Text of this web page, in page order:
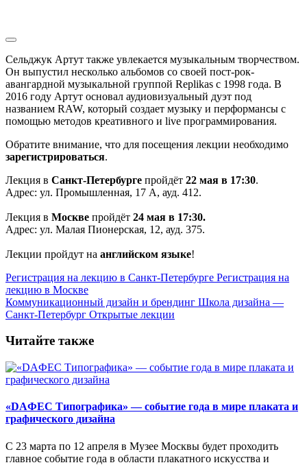
Сельджук Артут также увлекается музыкальным творчеством.
Он выпустил несколько альбомов со своей пост-рок-
авангардной музыкальной группой Replikas с 1998 года. В
2016 году Артут основал аудиовизуальный дуэт под
названием RAW, который создает музыку и перформансы с
помощью методов креативного и live программирования.
Обратите внимание, что для посещения лекции необходимо
зарегистрироваться.
Лекция в Санкт-Петербурге пройдёт 22 мая в 17:30.
​​​​​​​Адрес: ул. Промышленная, 17 А, ауд. 412.
Лекция в Москве пройдёт 24 мая в 17:30.
Адрес: ул. Малая Пионерская, 12, ауд. 375.
Лекции пройдут на английском языке!
Регистрация на лекцию в Санкт-Петербурге Регистрация на
лекцию в Москве
Коммуникационный дизайн и брендинг Школа дизайна —
Санкт-Петербург Открытые лекции
Читайте также
«DAФЕС Типографика» — событие года в мире плаката и
графического дизайна
С 23 марта по 12 апреля в Музее Москвы будет проходить
главное событие года в области плакатного искусства и